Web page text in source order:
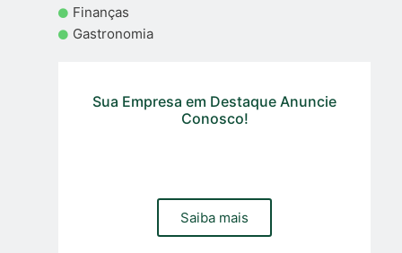
Finanças
Gastronomia
Sua Empresa em Destaque Anuncie
Conosco!
Saiba mais